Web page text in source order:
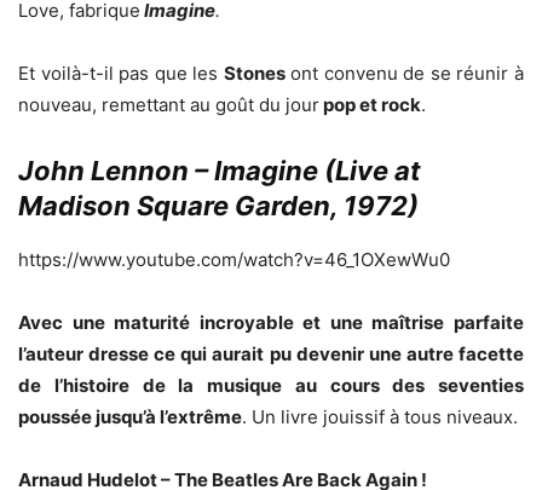
Love, fabrique Imagine.
Et voilà-t-il pas que les Stonesont convenu de se réunir à
nouveau, remettant au goût du jourpop et rock.
John Lennon – Imagine (Live at
Madison Square Garden, 1972)
https://www.youtube.com/watch?v=46_1OXewWu0
Avec une maturité incroyable et une maîtrise parfaite
l’auteur dresse ce qui aurait pu devenir une autre facette
de l’histoire de la musique au cours des seventies
poussée jusqu’à l’extrême. Un livre jouissif à tous niveaux.
Arnaud Hudelot – The Beatles Are Back Again !